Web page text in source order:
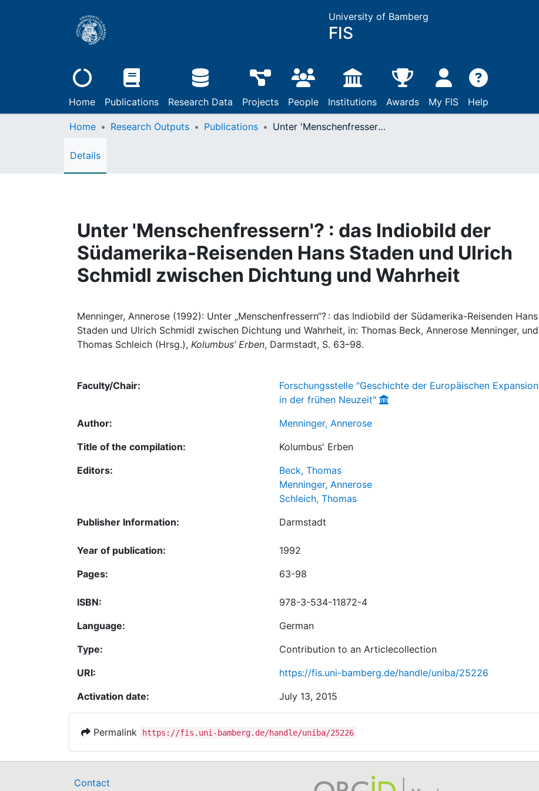
University of Bamberg
FIS
Home Publications Research Data Projects People Institutions Awards My FIS Help
Home Research Outputs Publications Unter 'Menschenfressern'? : das Indiobild der Südamerika-Reisenden Hans Staden und Ulrich Schmidl zwischen Dichtung und Wahrheit
Details
Unter 'Menschenfressern'? : das Indiobild der
Südamerika-Reisenden Hans Staden und Ulrich
Schmidl zwischen Dichtung und Wahrheit
Menninger, Annerose (1992): Unter „Menschenfressern“? : das Indiobild der Südamerika-Reisenden Hans
Staden und Ulrich Schmidl zwischen Dichtung und Wahrheit, in: Thomas Beck, Annerose Menninger, und
Thomas Schleich (Hrsg.), Kolumbus’ Erben, Darmstadt, S. 63–98.
Faculty/Chair:
Forschungsstelle "Geschichte der Europäischen Expansion
in der frühen Neuzeit"
Author:
Menninger, Annerose
Title of the compilation:
Kolumbus' Erben
Editors:
Beck, Thomas
Menninger, Annerose
Schleich, Thomas
Publisher Information:
Darmstadt
Year of publication:
1992
Pages:
63-98
ISBN:
978-3-534-11872-4
Language:
German
Type:
Contribution to an Articlecollection
URI:
https://fis.uni-bamberg.de/handle/uniba/25226
Activation date:
July 13, 2015
Permalink https://fis.uni-bamberg.de/handle/uniba/25226
Contact